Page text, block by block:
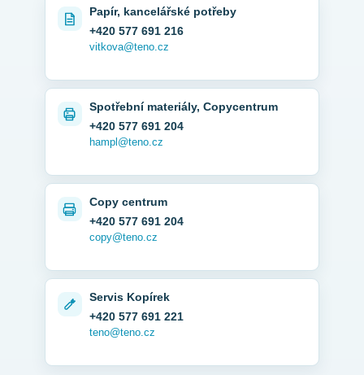
Papír, kancelářské potřeby
+420 577 691 216
vitkova@teno.cz
Spotřební materiály, Copycentrum
+420 577 691 204
hampl@teno.cz
Copy centrum
+420 577 691 204
copy@teno.cz
Servis Kopírek
+420 577 691 221
teno@teno.cz